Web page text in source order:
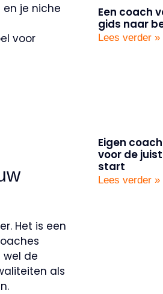
je niche
voor
Het is een
de
als
Een coach
gids naar
Lees verder »
Eigen
voor de
start
Lees verder »